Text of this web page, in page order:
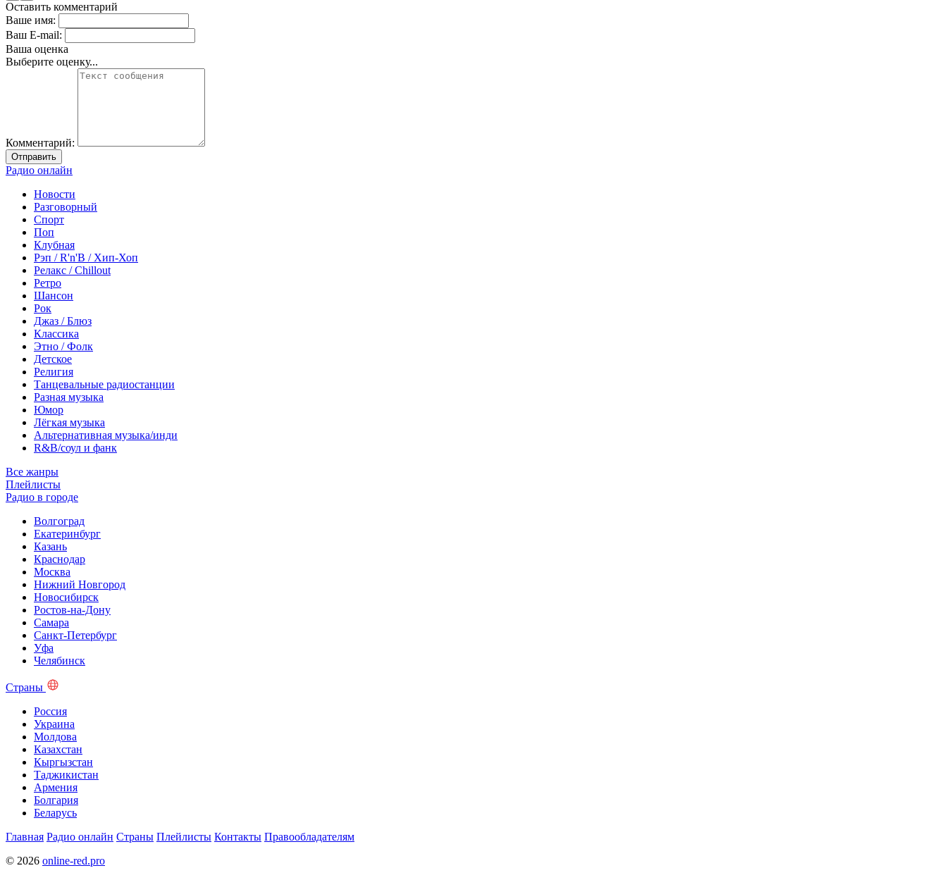
Оставить комментарий
Ваше имя:
Ваш E-mail:
Ваша оценка
Выберите оценку...
Комментарий:
Отправить
Радио онлайн
Новости
Разговорный
Спорт
Поп
Клубная
Рэп / R'n'B / Хип-Хоп
Релакс / Chillout
Ретро
Шансон
Рок
Джаз / Блюз
Классика
Этно / Фолк
Детское
Религия
Танцевальные радиостанции
Разная музыка
Юмор
Лёгкая музыка
Альтернативная музыка/инди
R&B/cоул и фанк
Все жанры
Плейлисты
Радио в городе
Волгоград
Екатеринбург
Казань
Краснодар
Москва
Нижний Новгород
Новосибирск
Ростов-на-Дону
Самара
Санкт-Петербург
Уфа
Челябинск
Страны
Россия
Украина
Молдова
Казахстан
Кыргызстан
Таджикистан
Армения
Болгария
Беларусь
Главная Радио онлайн Страны Плейлисты Контакты Правообладателям
© 2026 online-red.pro